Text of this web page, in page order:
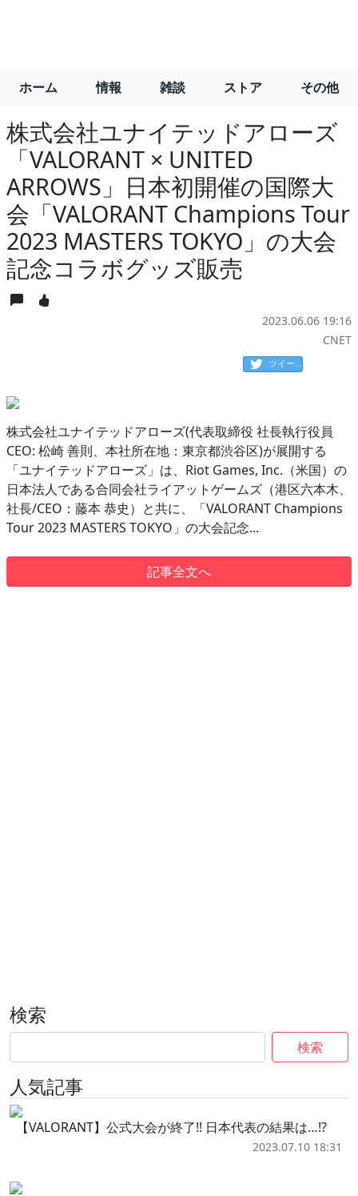
ホーム 情報 雑談 ストア その他
株式会社ユナイテッドアローズ
「VALORANT × UNITED
ARROWS」日本初開催の国際大
会「VALORANT Champions Tour
2023 MASTERS TOKYO」の大会
記念コラボグッズ販売
2023.06.06 19:16
CNET
ツイート
株式会社ユナイテッドアローズ(代表取締役 社長執行役員
CEO: 松崎 善則、本社所在地：東京都渋谷区)が展開する
「ユナイテッドアローズ」は、Riot Games, Inc.（米国）の
日本法人である合同会社ライアットゲームズ（港区六本木、
社長/CEO：藤本 恭史）と共に、「VALORANT Champions
Tour 2023 MASTERS TOKYO」の大会記念...
記事全文へ
検索
検索
人気記事
【VALORANT】公式大会が終了!! 日本代表の結果は…!?
2023.07.10 18:31